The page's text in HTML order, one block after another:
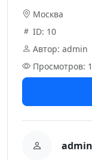
Москва
ID: 10
Автор: admin
Просмотров:
admin